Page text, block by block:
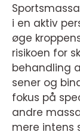
i en aktiv
øge
risikoen for
behandling
sener og
fokus på
andre
mere intens